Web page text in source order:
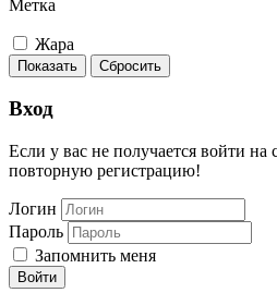
Метка
Жара
Показать Сбросить
Вход
Если у вас не получается войти на
повторную регистрацию!
Логин
Пароль
Запомнить меня
Войти